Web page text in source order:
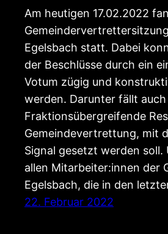
Am heutigen 17.02.2022
Egelsbach statt. Dabei
der Beschlüsse durch ein
Votum zügig und
werden. Darunter fällt auch
Fraktionsübergreifende
Gemeindevertrettung, mit
Signal gesetzt werden soll.
allen Mitarbeiter:innen der
Egelsbach, die in den
22. Februar 2022